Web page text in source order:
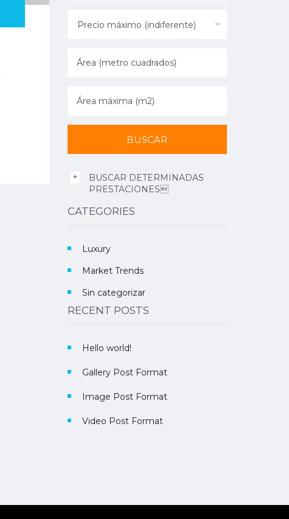
Precio máximo (indiferente)
BUSCAR DETERMINADAS
PRESTACIONES
CATEGORIES
Luxury
Market Trends
Sin categorizar
RECENT POSTS
Hello world!
Gallery Post Format
Image Post Format
Video Post Format